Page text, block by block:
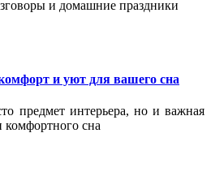
и домашние праздники
и уют для вашего сна
предмет интерьера, но и важная
комфортного сна